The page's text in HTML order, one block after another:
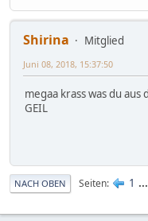
Shirina
Mitglied
Juni 08, 2018, 15:37:50
megaa krass was du
GEIL
NACH OBEN Seiten 1 ...